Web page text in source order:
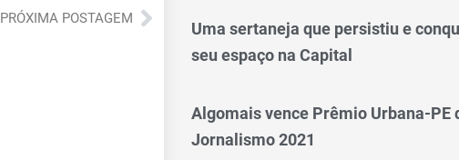
PRÓXIMA POSTAGEMPróximoUma sertaneja que persistiu e
seu espaço na Capital
Algomais vence Prêmio Urbana-PE
Jornalismo 2021